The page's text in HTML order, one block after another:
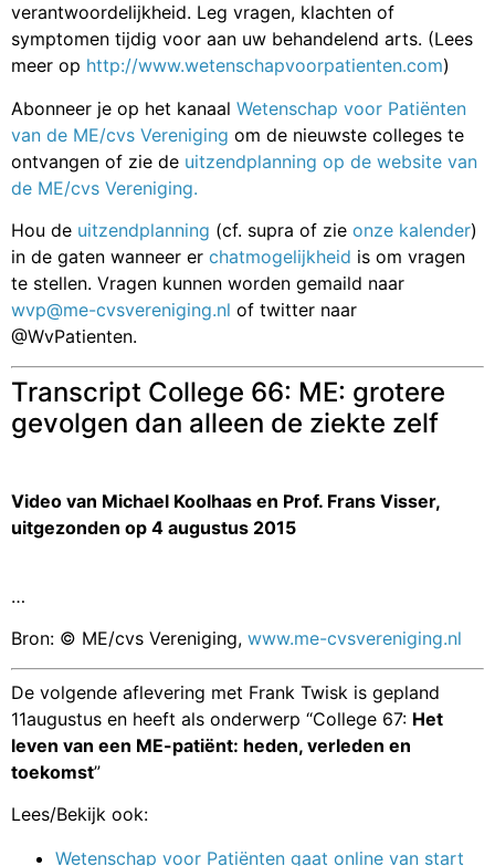
verantwoordelijkheid. Leg vragen, klachten of
symptomen tijdig voor aan uw behandelend arts. (Lees
meer op http://www.wetenschapvoorpatienten.com)
Abonneer je op het kanaal Wetenschap voor Patiënten
van de ME/cvs Vereniging om de nieuwste colleges te
ontvangen of zie de uitzendplanning op de website van
de ME/cvs Vereniging.
Hou de uitzendplanning (cf. supra of zie onze kalender)
in de gaten wanneer er chatmogelijkheid is om vragen
te stellen. Vragen kunnen worden gemaild naar
wvp@me-cvsvereniging.nl of twitter naar
@WvPatienten.
Transcript College 66: ME: grotere
gevolgen dan alleen de ziekte zelf
Video van Michael Koolhaas en Prof. Frans Visser,
uitgezonden op 4 augustus 2015
…
Bron: © ME/cvs Vereniging, www.me-cvsvereniging.nl
De volgende aflevering met Frank Twisk is gepland
11augustus en heeft als onderwerp “College 67: Het
leven van een ME-patiënt: heden, verleden en
toekomst”
Lees/Bekijk ook:
Wetenschap voor Patiënten gaat online van start